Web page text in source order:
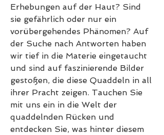
Erhebungen auf der Haut? Sind
sie gefährlich oder nur ein
vorübergehendes Phänomen? Auf
der Suche nach Antworten haben
wir tief in die Materie eingetaucht
und sind auf faszinierende Bilder
gestoßen, die diese Quaddeln in all
ihrer Pracht zeigen. Tauchen Sie
mit uns ein in die Welt der
quaddelnden Rücken und
entdecken Sie, was hinter diesem